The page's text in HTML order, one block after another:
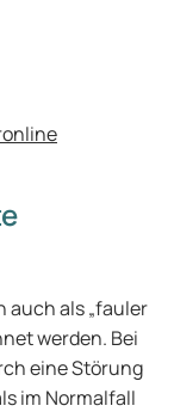
auch als „fauler
werden. Bei
eine Störung
im Normalfall